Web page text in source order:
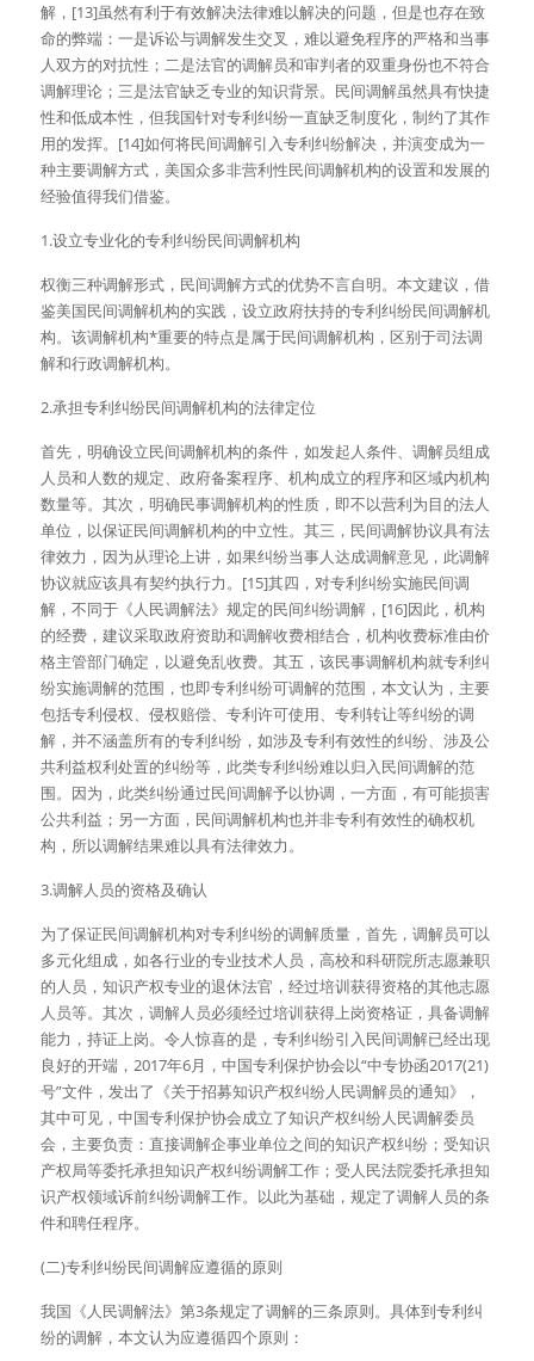
解，[13]虽然有利于有效解决法律难以解决的问题，但是也存在致
命的弊端：一是诉讼与调解发生交叉，难以避免程序的严格和当事
人双方的对抗性；二是法官的调解员和审判者的双重身份也不符合
调解理论；三是法官缺乏专业的知识背景。民间调解虽然具有快捷
性和低成本性，但我国针对专利纠纷一直缺乏制度化，制约了其作
用的发挥。[14]如何将民间调解引入专利纠纷解决，并演变成为一
种主要调解方式，美国众多非营利性民间调解机构的设置和发展的
经验值得我们借鉴。
1.设立专业化的专利纠纷民间调解机构
权衡三种调解形式，民间调解方式的优势不言自明。本文建议，借
鉴美国民间调解机构的实践，设立政府扶持的专利纠纷民间调解机
构。该调解机构*重要的特点是属于民间调解机构，区别于司法调
解和行政调解机构。
2.承担专利纠纷民间调解机构的法律定位
首先，明确设立民间调解机构的条件，如发起人条件、调解员组成
人员和人数的规定、政府备案程序、机构成立的程序和区域内机构
数量等。其次，明确民事调解机构的性质，即不以营利为目的法人
单位，以保证民间调解机构的中立性。其三，民间调解协议具有法
律效力，因为从理论上讲，如果纠纷当事人达成调解意见，此调解
协议就应该具有契约执行力。[15]其四，对专利纠纷实施民间调
解，不同于《人民调解法》规定的民间纠纷调解，[16]因此，机构
的经费，建议采取政府资助和调解收费相结合，机构收费标准由价
格主管部门确定，以避免乱收费。其五，该民事调解机构就专利纠
纷实施调解的范围，也即专利纠纷可调解的范围，本文认为，主要
包括专利侵权、侵权赔偿、专利许可使用、专利转让等纠纷的调
解，并不涵盖所有的专利纠纷，如涉及专利有效性的纠纷、涉及公
共利益权利处置的纠纷等，此类专利纠纷难以归入民间调解的范
围。因为，此类纠纷通过民间调解予以协调，一方面，有可能损害
公共利益；另一方面，民间调解机构也并非专利有效性的确权机
构，所以调解结果难以具有法律效力。
3.调解人员的资格及确认
为了保证民间调解机构对专利纠纷的调解质量，首先，调解员可以
多元化组成，如各行业的专业技术人员，高校和科研院所志愿兼职
的人员，知识产权专业的退休法官，经过培训获得资格的其他志愿
人员等。其次，调解人员必须经过培训获得上岗资格证，具备调解
能力，持证上岗。令人惊喜的是，专利纠纷引入民间调解已经出现
良好的开端，2017年6月，中国专利保护协会以“中专协函2017(21)
号”文件，发出了《关于招募知识产权纠纷人民调解员的通知》，
其中可见，中国专利保护协会成立了知识产权纠纷人民调解委员
会，主要负责：直接调解企事业单位之间的知识产权纠纷；受知识
产权局等委托承担知识产权纠纷调解工作；受人民法院委托承担知
识产权领域诉前纠纷调解工作。以此为基础，规定了调解人员的条
件和聘任程序。
(二)专利纠纷民间调解应遵循的原则
我国《人民调解法》第3条规定了调解的三条原则。具体到专利纠
纷的调解，本文认为应遵循四个原则：